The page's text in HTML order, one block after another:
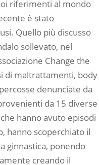
riferimenti al mondo
è stato
Quello più discusso
sollevato, nel
Change the
di maltrattamenti, body
denunciate da
da 15 diverse
hanno avuto episodi
hanno scoperchiato il
ginnastica, ponendo
creando il